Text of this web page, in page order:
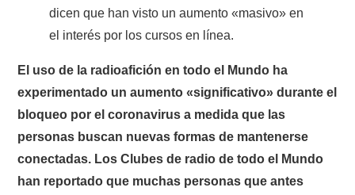
MODOS DIGITALES
MORSE CW APRENDE Y MAS
NUESTRAS ACTIVIDADES !
PATROCINADORES
dicen que han visto un aumento «masivo» en
el interés por los cursos en línea.
El uso de la radioafición en todo el Mundo ha
experimentado un aumento «significativo» durante el
bloqueo por el coronavirus a medida que las
personas buscan nuevas formas de mantenerse
conectadas. Los Clubes de radio de todo el Mundo
han reportado que muchas personas que antes